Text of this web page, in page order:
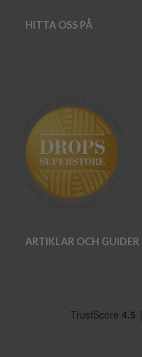
HITTA OSS PÅ
ARTIKLAR OCH GUIDER